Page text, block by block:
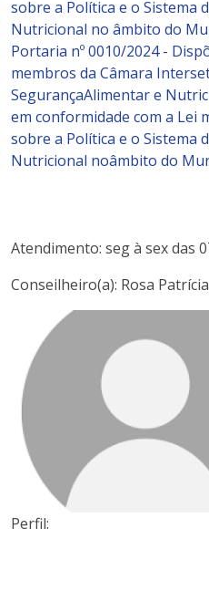
sobre a Política e o Sistema
Nutricional no âmbito do
Portaria nº 0010/2024 -
membros da Câmara
SegurançaAlimentar e
em conformidade com a Lei
sobre a Política e o Sistema
Nutricional noâmbito do
Atendimento: seg à sex das
Conseilheiro(a): Rosa
Perfil: